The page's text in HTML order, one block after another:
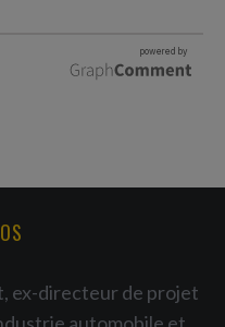
ex-directeur de projet